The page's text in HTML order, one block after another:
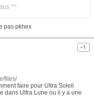
^^
pas pkhex
files/
faire pour Ultra Soleil
dans Ultra Lune ou il y a une